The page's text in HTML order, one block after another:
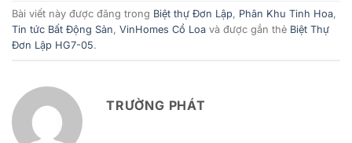
Bài viết này được đăng trong Biệt thự Đơn Lập, Phân Khu Tinh Hoa,
Tin tức Bất Động Sản, VinHomes Cổ Loa và được gắn thẻ Biệt Thự
Đơn Lập HG7-05.
TRƯỜNG PHÁT